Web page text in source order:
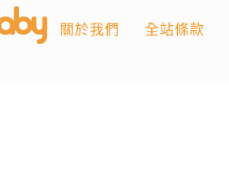
關於我們 全站條款